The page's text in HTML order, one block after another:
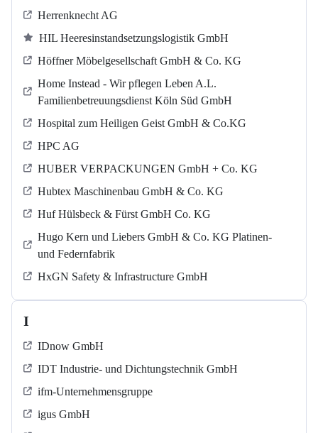
Herrenknecht AG
HIL Heeresinstandsetzungslogistik GmbH
Höffner Möbelgesellschaft GmbH & Co. KG
Home Instead - Wir pflegen Leben A.L.
Familienbetreuungsdienst Köln Süd GmbH
Hospital zum Heiligen Geist GmbH & Co.KG
HPC AG
HUBER VERPACKUNGEN GmbH + Co. KG
Hubtex Maschinenbau GmbH & Co. KG
Huf Hülsbeck & Fürst GmbH Co. KG
Hugo Kern und Liebers GmbH & Co. KG Platinen-
und Federnfabrik
HxGN Safety & Infrastructure GmbH
I
IDnow GmbH
IDT Industrie- und Dichtungstechnik GmbH
ifm-Unternehmensgruppe
igus GmbH